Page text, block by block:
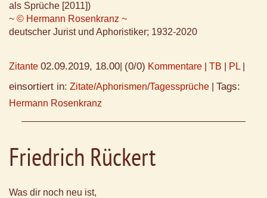
als Sprüche [2011])
~ © Hermann Rosenkranz ~
deutscher Jurist und Aphoristiker; 1932-2020
Zitante 02.09.2019, 18.00 (0/0) Kommentare TB PL
einsortiert in: Zitate/Aphorismen/Tagessprüche Tags:
Hermann Rosenkranz
Friedrich Rückert
Was dir noch neu ist,